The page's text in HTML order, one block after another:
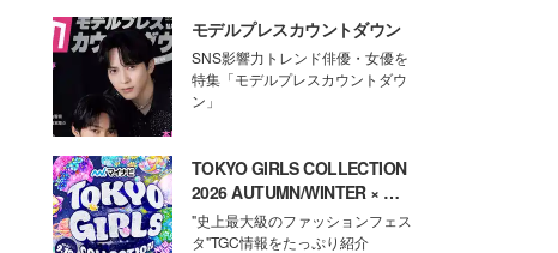
モデルプレスカウントダウン
SNS影響力トレンド俳優・女優を
特集「モデルプレスカウントダウ
ン」
TOKYO GIRLS COLLECTION
2026 AUTUMN/WINTER × モ
デルプレス
"史上最大級のファッションフェス
タ"TGC情報をたっぷり紹介